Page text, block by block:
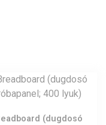
(dugdosó